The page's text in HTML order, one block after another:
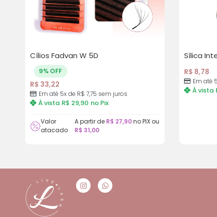
Cílios Fadvan W 5D
9% OFF
R$ 33,22
Em até 5x de R$ 7,75 sem juros
À vista R$ 29,90 no Pix
Valor
atacado
A partir de R$ 27,90no PIX ou
R$ 31,00
Sílica
R$ 8,78
Em até
À vista